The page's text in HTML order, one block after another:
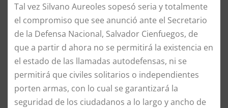
Tal vez Silvano Aureoles sopesó seria y totalmente
el compromiso que see anunció ante el Secretario
de la Defensa Nacional, Salvador Cienfuegos, de
que a partir d ahora no se permitirá la existencia en
el estado de las llamadas autodefensas, ni se
permitirá que civiles solitarios o independientes
porten armas, con lo cual se garantizará la
seguridad de los ciudadanos a lo largo y ancho de